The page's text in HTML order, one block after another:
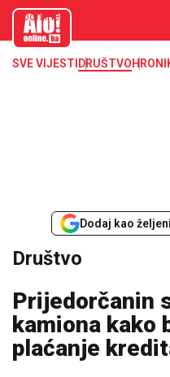
aloonline.b
SVE VIJESTI DRUŠTVO
Dodaj kao
Društvo
Prijedorčanin
kamiona kako
plaćanje